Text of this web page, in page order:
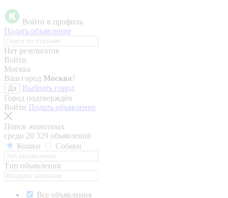
Войти в профиль
Подать объявление
Нет результатов
Войти
Москва
Ваш город Москва?
Да
Выбрать город
Город подтверждён
Войти Подать объявление
Поиск животных
среди 20 329 объявлений
Кошки
Собаки
Тип объявления
Все объявления